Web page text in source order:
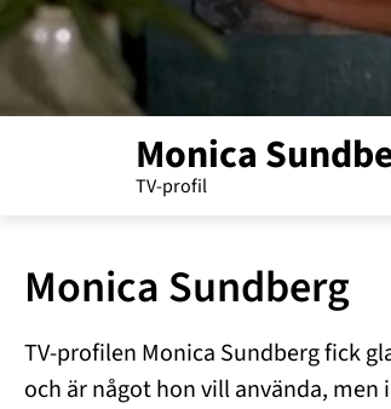
Monica
Monica Sundberg
TV-profilen Monica Sundberg fick
och är något hon vill använda,